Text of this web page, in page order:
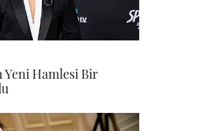
Hamlesi Bir